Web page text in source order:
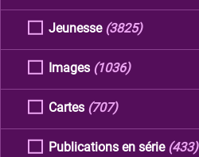
Jeunesse (3825)
Images (1036)
Cartes (707)
Publications en série (433)